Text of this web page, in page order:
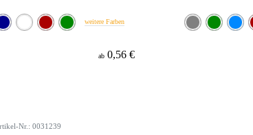
weitere Farben
ab 0,56 €
Nr.: 0031239